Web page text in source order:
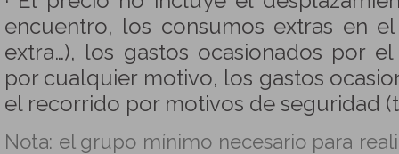
encuentro, los consumos extras en
extra…), los gastos ocasionados por
por cualquier motivo, los gastos
el recorrido por motivos de seguridad
Nota: el grupo mínimo necesario para